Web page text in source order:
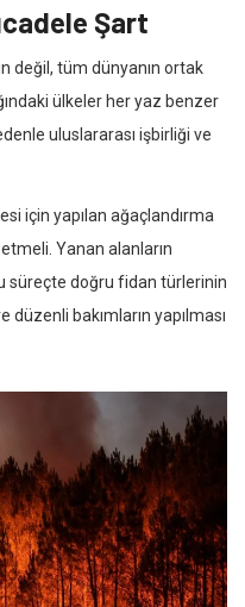
Şart
değil, tüm dünyanın ortak
ülkeler her yaz benzer
uluslararası işbirliği ve
için yapılan ağaçlandırma
Yanan alanların
süreçte doğru fidan türlerinin
düzenli bakımların yapılması